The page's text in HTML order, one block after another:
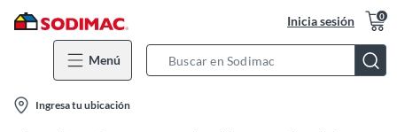
Inicia sesión 0
Menú
Bar
location-
icon
Ingresa tu ubicación